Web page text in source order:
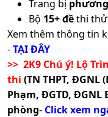
Trang bị
Bộ 15+ đềthi
Xem thêm thông tin
-TẠI ĐÂY
>> 2K9 Chú ý! Lộ
thi (TN THPT,
Phạm, ĐGTD, ĐGNL
phòng- Click xem